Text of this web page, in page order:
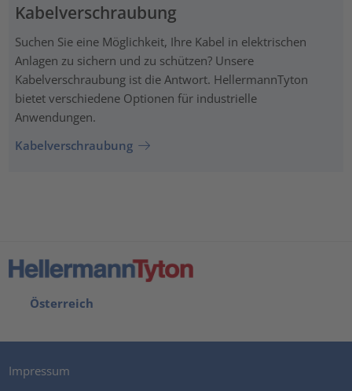
Kabelverschraubung
Suchen Sie eine Möglichkeit, Ihre Kabel in elektrischen
Anlagen zu sichern und zu schützen? Unsere
Kabelverschraubung ist die Antwort. HellermannTyton
bietet verschiedene Optionen für industrielle
Anwendungen.
Kabelverschraubung
Österreich
Impressum